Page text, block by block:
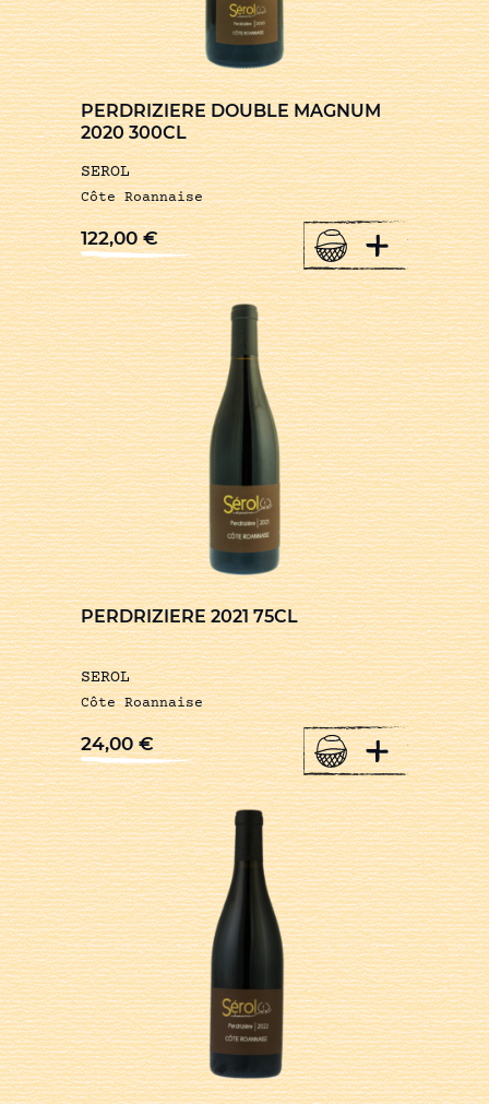
PERDRIZIERE DOUBLE MAGNUM
2020 300CL
SEROL
Côte Roannaise
122,00€ +
PERDRIZIERE 2021 75CL
SEROL
Côte Roannaise
24,00€ +